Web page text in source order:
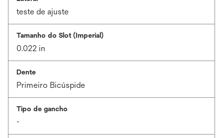
teste de ajuste
Tamanho do Slot (Imperial)
0.022 in
Dente
Primeiro Bicúspide
Tipo de gancho
-